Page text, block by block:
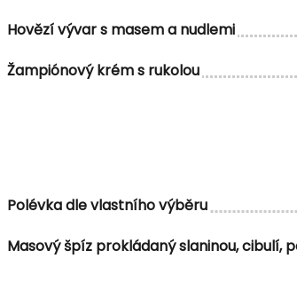
Hovězí vývar s masem a nudlemi
Žampiónový krém s rukolou
Polévka dle vlastního výběru
Masový špíz prokládaný slaninou,